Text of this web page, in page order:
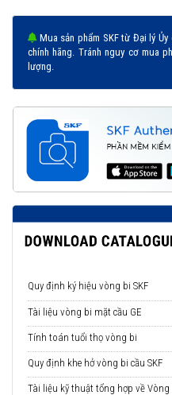
Vòng bi 62306-2RS1
Đại lý ủy quyền SKF chính hãng
Hotline 24/7:
079 66 55 386
999
Mua sản phẩm SKF từ Đại lý Ủy
chính hãng. Tránh nguy cơ mua
lượng.
Quy định ký hiệu vòng bi SKF
Tài liệu vòng bi mặt cầu GE
Tính toán tuổi thọ vòng bi
Quy định khe hở vòng bi cầu SKF
Tài liệu kỹ thuật tổng hợp về Vòng